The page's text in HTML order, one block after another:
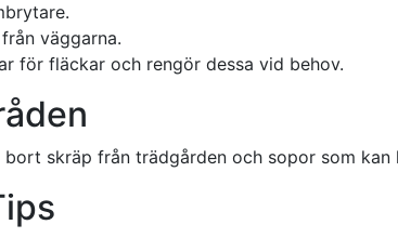
väggarna.
för fläckar och rengör dessa vid behov.
bort skräp från trädgården och sopor som kan